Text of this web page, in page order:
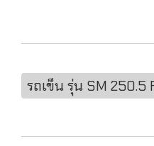
รถเข็น รุ่น SM